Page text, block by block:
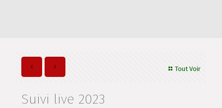
Tout Voir
Suivi live 2023